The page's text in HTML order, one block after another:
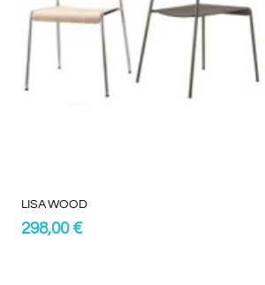
LISA WOOD
298,00 €